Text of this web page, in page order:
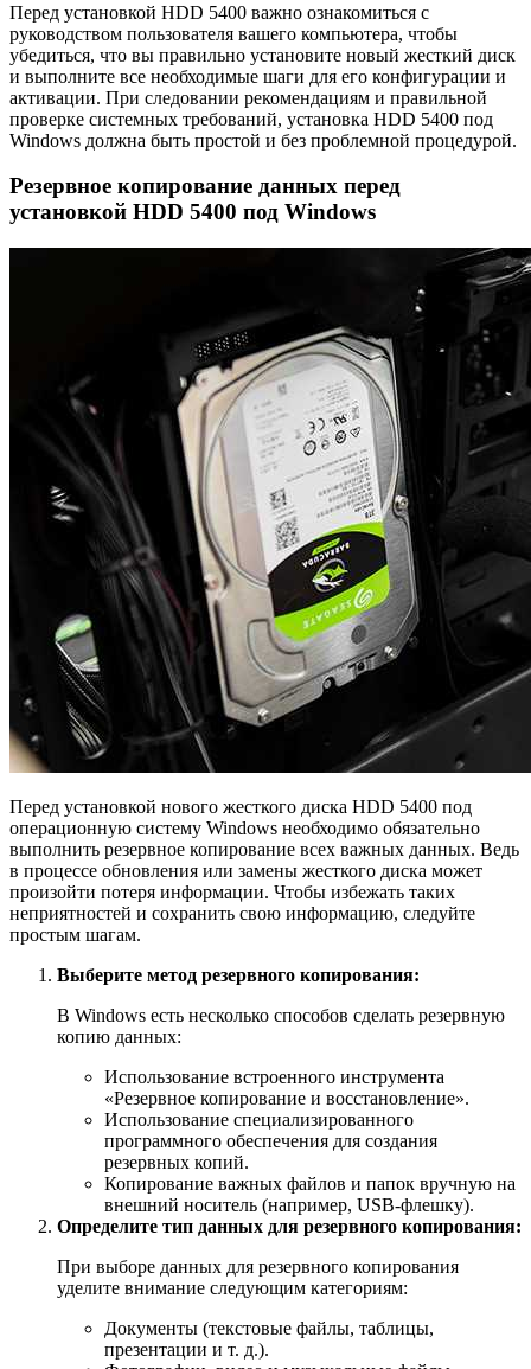
Перед установкой HDD 5400 важно ознакомиться с
руководством пользователя вашего компьютера, чтобы
убедиться, что вы правильно установите новый жесткий диск
и выполните все необходимые шаги для его конфигурации и
активации. При следовании рекомендациям и правильной
проверке системных требований, установка HDD 5400 под
Windows должна быть простой и без проблемной процедурой.
Резервное копирование данных перед
установкой HDD 5400 под Windows
Перед установкой нового жесткого диска HDD 5400 под
операционную систему Windows необходимо обязательно
выполнить резервное копирование всех важных данных. Ведь
в процессе обновления или замены жесткого диска может
произойти потеря информации. Чтобы избежать таких
неприятностей и сохранить свою информацию, следуйте
простым шагам.
Выберите метод резервного копирования:
В Windows есть несколько способов сделать резервную
копию данных:
Использование встроенного инструмента
«Резервное копирование и восстановление».
Использование специализированного
программного обеспечения для создания
резервных копий.
Копирование важных файлов и папок вручную на
внешний носитель (например, USB-флешку).
Определите тип данных для резервного копирования:
При выборе данных для резервного копирования
уделите внимание следующим категориям:
Документы (текстовые файлы, таблицы,
презентации и т. д.).